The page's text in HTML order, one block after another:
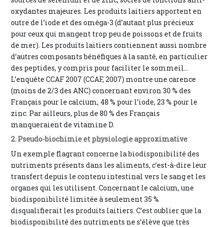
oxydantes majeures. Les produits laitiers apportent en
outre de l’iode et des oméga-3 (d’autant plus précieux
pour ceux qui mangent trop peu de poissons et de fruits
de mer). Les produits laitiers contiennent aussi nombre
d’autres composants bénéfiques à la santé, en particulier
des peptides, y compris pour faciliter le sommeil...
L’enquête CCAF 2007 (CCAF, 2007) montre une carence
(moins de 2/3 des ANC) concernant environ 30 % des
Français pour le calcium, 48 % pour l’iode, 23 % pour le
zinc. Par ailleurs, plus de 80 % des Français
manqueraient de vitamine D.
2. Pseudo-biochimie et physiologie approximative
Un exemple flagrant concerne la biodisponibilité des
nutriments présents dans les aliments, c’est-à-dire leur
transfert depuis le contenu intestinal vers le sang et les
organes qui les utilisent. Concernant le calcium, une
biodisponibilité limitée à seulement 35 %
disqualifierait les produits laitiers. C’est oublier que la
biodisponibilité des nutriments ne s’élève que très